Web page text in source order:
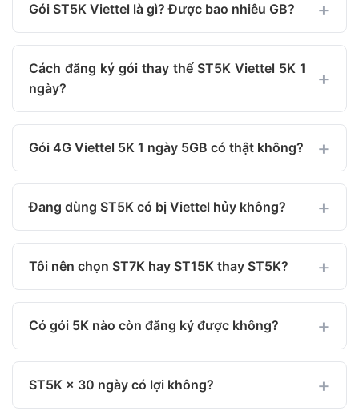
Gói ST5K Viettel là gì? Được bao nhiêu GB?
Cách đăng ký gói thay thế ST5K Viettel 5K 1
ngày?
Gói 4G Viettel 5K 1 ngày 5GB có thật không?
Đang dùng ST5K có bị Viettel hủy không?
Tôi nên chọn ST7K hay ST15K thay ST5K?
Có gói 5K nào còn đăng ký được không?
ST5K × 30 ngày có lợi không?